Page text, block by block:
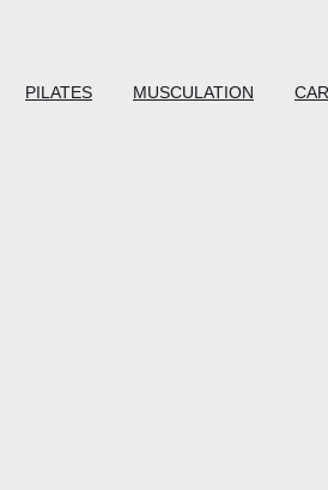
PILATES MUSCULATION